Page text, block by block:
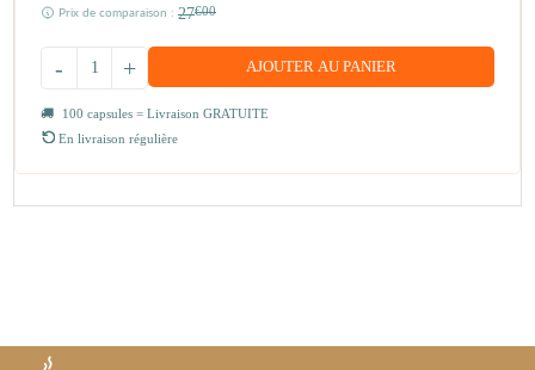
Prix de comparaison : 27€00
+
- AJOUTER AU PANIER
100 capsules = Livraison GRATUITE
En livraison régulière